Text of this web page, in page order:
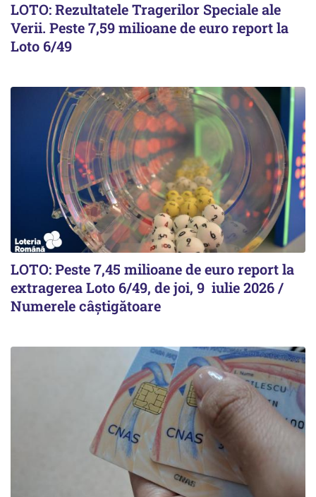
LOTO: Rezultatele Tragerilor Speciale ale
Verii. Peste 7,59 milioane de euro report la
Loto 6/49
LOTO: Peste 7,45 milioane de euro report la
extragerea Loto 6/49, de joi, 9 iulie 2026 /
Numerele câștigătoare